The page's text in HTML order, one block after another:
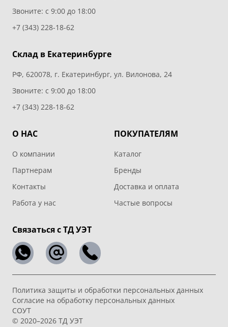
Звоните: с 9:00 до 18:00
+7 (343) 228-18-62
Склад в Екатеринбурге
РФ, 620078, г. Екатеринбург, ул. Вилонова, 24
Звоните: с 9:00 до 18:00
+7 (343) 228-18-62
О НАС
О компании
Партнерам
Контакты
Работа у нас
ПОКУПАТЕЛЯМ
Каталог
Бренды
Доставка и оплата
Частые вопросы
Связаться с ТД УЭТ
Политика защиты и обработки персональных данных
Согласие на обработку персональных данных
СОУТ
© 2020–2026 ТД УЭТ